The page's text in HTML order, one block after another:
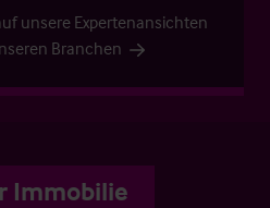
unsere Expertenansichten
Branchen
Immobilie